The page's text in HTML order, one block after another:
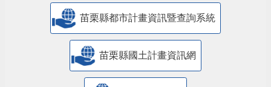
苗栗縣都市計畫資訊暨查詢系統
苗栗縣國土計畫資訊網